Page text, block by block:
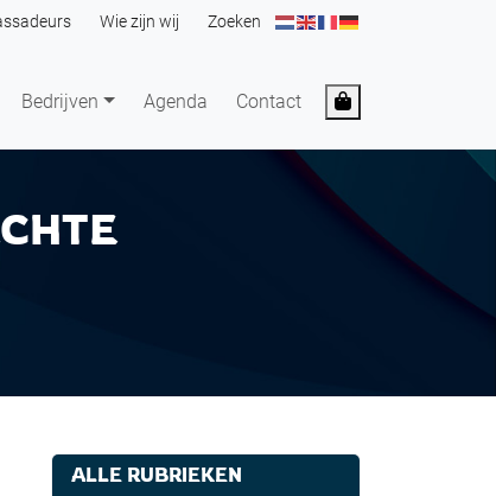
Wie zijn wij Zoeken
Bedrijven Agenda Contact Cart
ALLE RUBRIEKEN